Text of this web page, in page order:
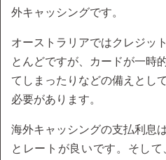
外キャッシングです。
オーストラリアではクレジッ
とんどですが、カードが一時
てしまったりなどの備えとし
必要があります。
海外キャッシングの支払利息
とレートが良いです。そし